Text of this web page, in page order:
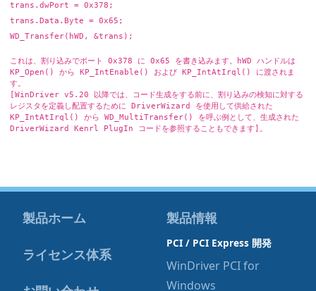
trans.dwPort = 0x378;
trans.Data.Byte = 0x65;
WD_Transfer(hWD, &trans);
これは、割り込みでポート 0x378 に 0x65 を書き込みます。hWD ハンドルは
KP_Open() から KP_IntEnable() および KP_IntAtIrql() に渡されま
す。
[WinDriver v5.20 以降では、コード生成をする前に、割り込みの検知に対する
レジスタを定義し配置するために DriverWizard を使用して供給された
KP_IntAtIrql() から WD_MultiTransfer() を呼ぶ例として、生成された
DriverWizard Kenrl PlugIn コードを参照することもできます]。
製品ホーム
ライセンス体系
製品情報
PCI / PCI Express 開発
WinDriver PCI for
Windows